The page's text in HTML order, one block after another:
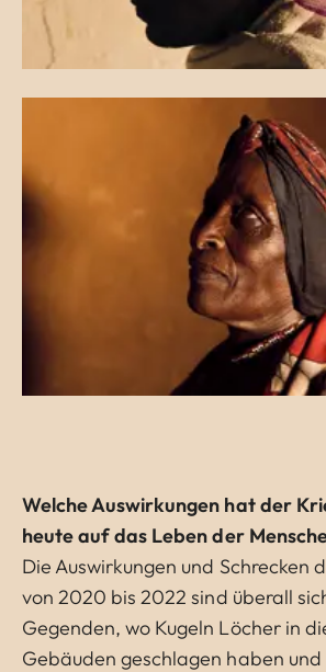
Welche Auswirkungen hat der
heute auf das Leben der
Die Auswirkungen und Schrecken
von 2020 bis 2022 sind überall
Gegenden, wo Kugeln Löcher in
Gebäuden geschlagen haben